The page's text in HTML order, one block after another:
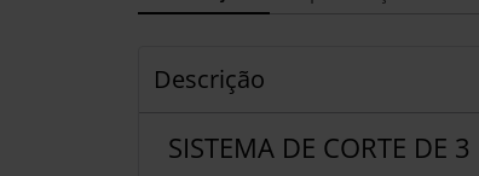
Descrição
SISTEMA DE CORTE DE